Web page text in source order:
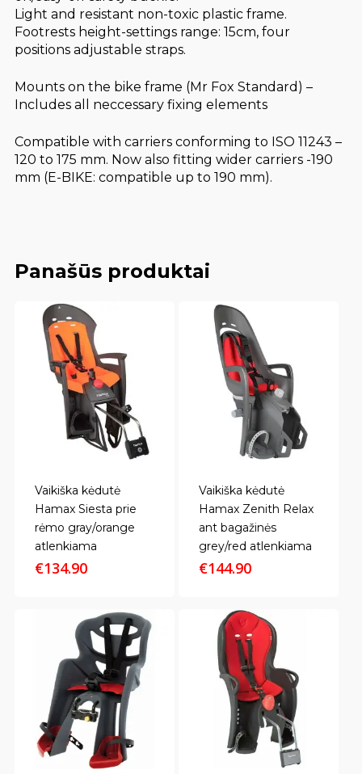
Light and resistant non-toxic plastic frame.
Footrests height-settings range: 15cm, four
positions adjustable straps.
Mounts on the bike frame (Mr Fox Standard) –
Includes all neccessary fixing elements
Compatible with carriers conforming to ISO 11243 –
120 to 175 mm. Now also fitting wider carriers -190
mm (E-BIKE: compatible up to 190 mm).
Panašūs produktai
Vaikiška kėdutė
Hamax Siesta prie
rėmo gray/orange
atlenkiama
€134.90
Vaikiška kėdutė
Hamax Zenith Relax
ant bagažinės
grey/red atlenkiama
€144.90